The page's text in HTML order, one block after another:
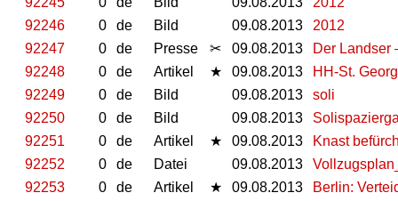
92246
0 de Bild 09.08.2013
2012
92247
0 de Presse ✂ 09.08.2013
Der Landser
92248
0 de Artikel ★ 09.08.2013
HH-St.
92249
0 de Bild 09.08.2013
soli
92250
0 de Bild 09.08.2013
92251
0 de Artikel ★ 09.08.2013
Knast
92252
0 de Datei 09.08.2013
92253
0 de Artikel ★ 09.08.2013
Berlin: